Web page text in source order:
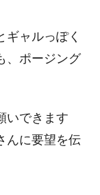
ギャルっぽく
、ポージング
いできます
んに要望を伝